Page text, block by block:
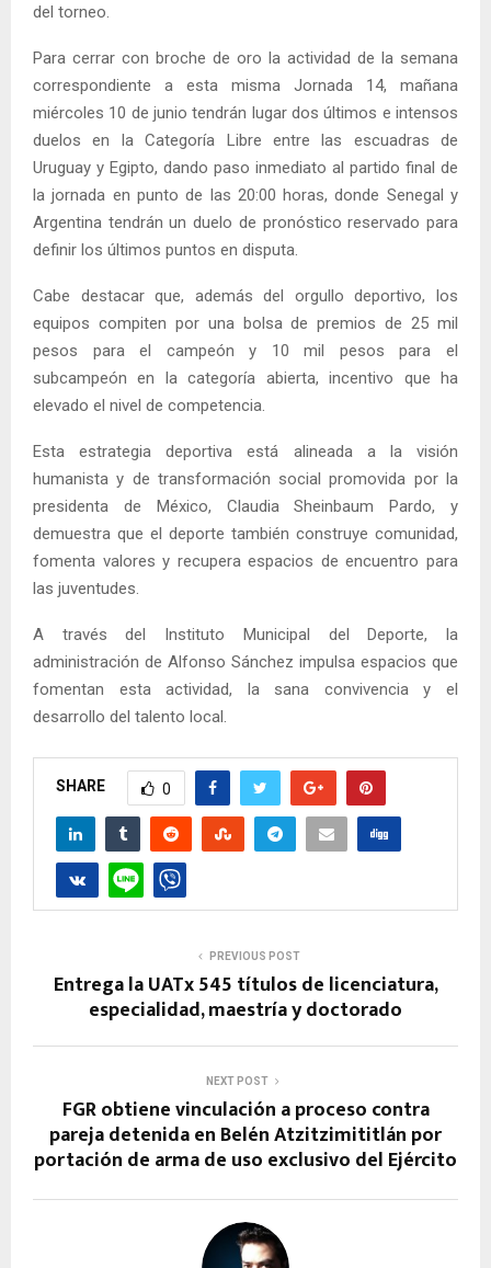
del torneo.
Para cerrar con broche de oro la actividad de la semana
correspondiente a esta misma Jornada 14, mañana
miércoles 10 de junio tendrán lugar dos últimos e intensos
duelos en la Categoría Libre entre las escuadras de
Uruguay y Egipto, dando paso inmediato al partido final de
la jornada en punto de las 20:00 horas, donde Senegal y
Argentina tendrán un duelo de pronóstico reservado para
definir los últimos puntos en disputa.
Cabe destacar que, además del orgullo deportivo, los
equipos compiten por una bolsa de premios de 25 mil
pesos para el campeón y 10 mil pesos para el
subcampeón en la categoría abierta, incentivo que ha
elevado el nivel de competencia.
Esta estrategia deportiva está alineada a la visión
humanista y de transformación social promovida por la
presidenta de México, Claudia Sheinbaum Pardo, y
demuestra que el deporte también construye comunidad,
fomenta valores y recupera espacios de encuentro para
las juventudes.
A través del Instituto Municipal del Deporte, la
administración de Alfonso Sánchez impulsa espacios que
fomentan esta actividad, la sana convivencia y el
desarrollo del talento local.
SHARE 0
PREVIOUS POST
Entrega la UATx 545 títulos de licenciatura,
especialidad, maestría y doctorado
NEXT POST
FGR obtiene vinculación a proceso contra
pareja detenida en Belén Atzitzimititlán por
portación de arma de uso exclusivo del Ejército